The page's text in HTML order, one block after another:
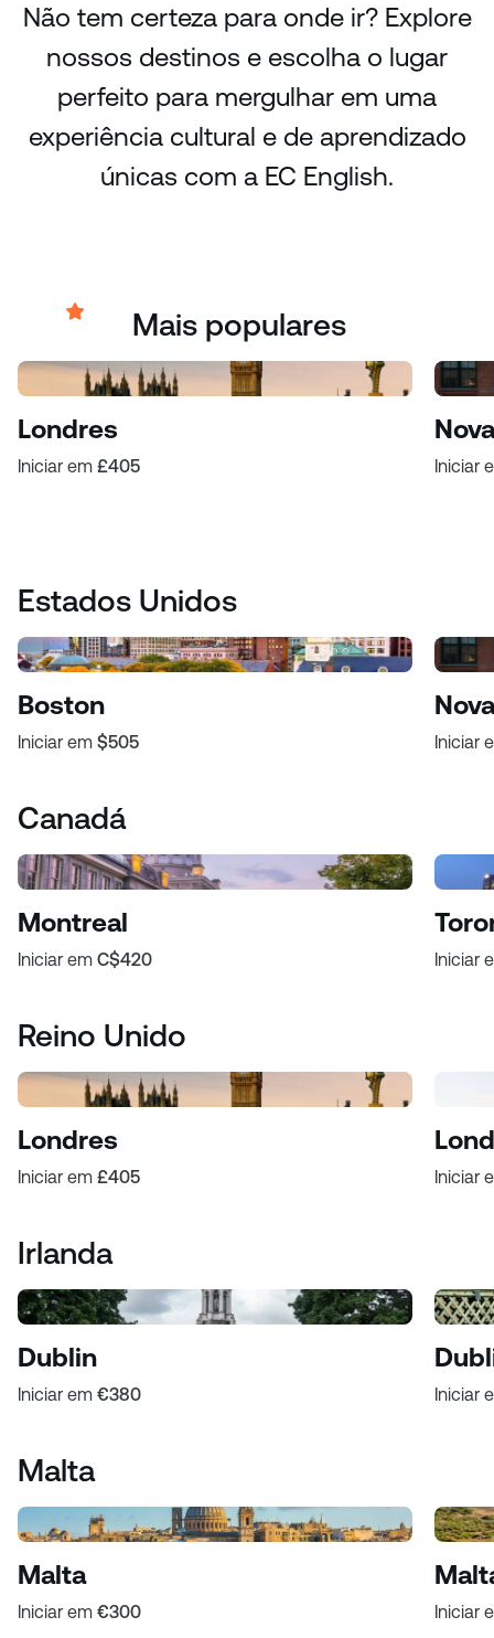
Não tem certeza para onde ir? Explore
nossos destinos e escolha o lugar
perfeito para mergulhar em uma
experiência cultural e de aprendizado
únicas com a EC English.
Mais populares
Londres
Iniciar em £405 Iniciar
Estados Unidos
Boston
Iniciar em $505 Iniciar
Canadá
Montreal
Iniciar em C$420 Iniciar
Reino Unido
Londres
Iniciar em £405 Iniciar
Irlanda
Dublin
Iniciar em €380 Iniciar
Malta
Malta
Iniciar em €300 Iniciar